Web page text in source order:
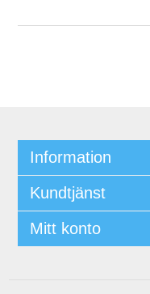
Information
Kundtjänst
Mitt konto